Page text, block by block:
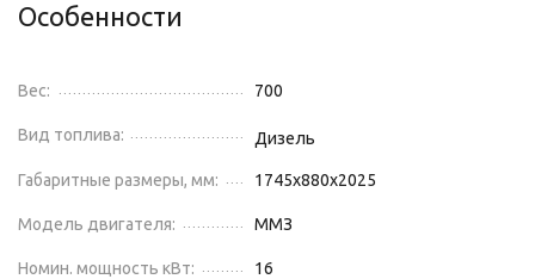
Особенности
Вес: 700
Вид топлива: Дизель
Габаритные размеры, мм: 1745х880х2025
Модель двигателя: ММЗ
Номин. мощность кВт: 16